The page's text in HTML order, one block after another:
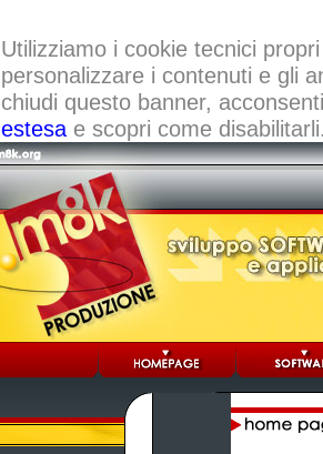
Utilizziamo i cookie tecnici
personalizzare i contenuti e gli
chiudi questo banner,
estesae scopri come